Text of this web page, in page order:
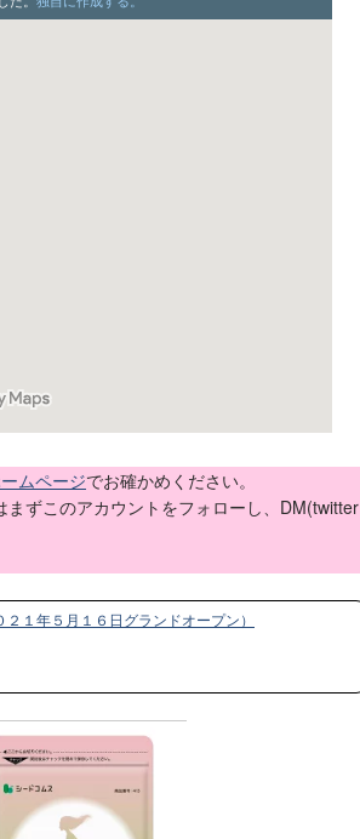
ムページでお確かめください。
ずこのアカウントをフォローし、DM(twitter
１年５月１６日グランドオープン）